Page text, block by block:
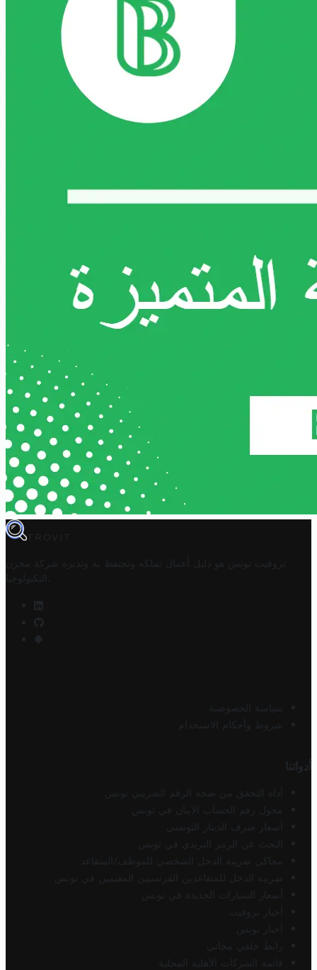
TROVIT
تروفيت تونس هو دليل أعمال تملكه وتحتفظ به وتديره
شركة مخزن
التكنولوجيا
سياسة الخصوصية
شروط وأحكام الاستخدام
أدواتنا
أداة التحقق من صحة الرقم الضريبي تونس
محول رقم الحساب الآيبان في تونس
أسعار صرف الدينار التونسي
البحث عن الرمز البريدي في تونس
محاكي ضريبة الدخل الشخصي للموظف/المتقاعد
ضريبة الدخل للمتقاعدين الفرنسيين المقيمين في تونس
أسعار السيارات الجديدة في تونس
أخبار تروفيت
أخبار تونس
رابط خلفي مجاني
قائمة الشركات الأهلية المحلية